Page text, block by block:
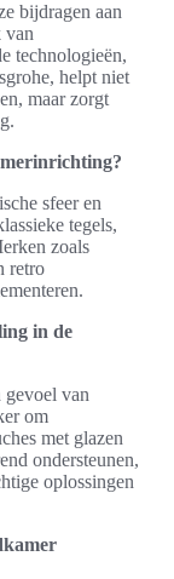
bijdragen aan
van
technologieën,
helpt niet
maar zorgt
sfeer en
tegels,
zoals
retro
in de
gevoel van
om
met glazen
ondersteunen,
oplossingen